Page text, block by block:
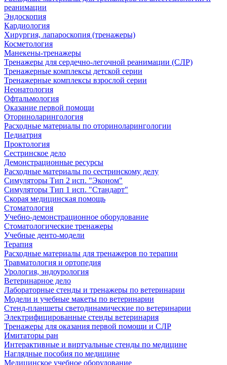
реанимации
Эндоскопия
Кардиология
Хирургия, лапароскопия (тренажеры)
Косметология
Манекены-тренажеры
Тренажеры для сердечно-легочной реанимации (СЛР)
Тренажерные комплексы детской серии
Тренажерные комплексы взрослой серии
Неонатология
Офтальмология
Оказание первой помощи
Оториноларингология
Расходные материалы по оториноларингологии
Педиатрия
Проктология
Сестринское дело
Демонстрационные ресурсы
Расходные материалы по сестринскому делу
Симуляторы Тип 2 исп. "Эконом"
Симуляторы Тип 1 исп. "Стандарт"
Скорая медицинская помощь
Стоматология
Учебно-демонстрационное оборудование
Стоматологические тренажеры
Учебные денто-модели
Терапия
Расходные материалы для тренажеров по терапии
Травматология и ортопедия
Урология, эндоурология
Ветеринарное дело
Лабораторные стенды и тренажеры по ветеринарии
Модели и учебные макеты по ветеринарии
Стенд-планшеты светодинамические по ветеринарии
Электрифицированные стенды ветеринария
Тренажеры для оказания первой помощи и СЛР
Имитаторы ран
Интерактивные и виртуальные стенды по медицине
Наглядные пособия по медицине
Медицинское учебное оборудование